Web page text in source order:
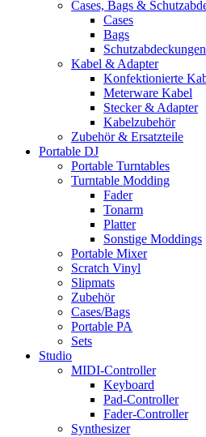
Cases, Bags &
Cases
Bags
Schutzabdeckungen
Kabel & Adapter
Konfektionierte
Meterware Kabel
Stecker & Adapter
Kabelzubehör
Zubehör & Ersatzteile
Portable DJ
Portable Turntables
Turntable Modding
Fader
Tonarm
Platter
Sonstige Moddings
Portable Mixer
Scratch Vinyl
Slipmats
Zubehör
Cases/Bags
Portable PA
Sets
Studio
MIDI-Controller
Keyboard
Pad-Controller
Fader-Controller
Synthesizer